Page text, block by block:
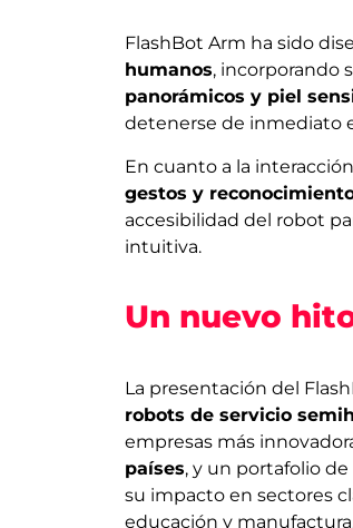
FlashBot Arm ha sido
humanos, incorporando
panorámicos y piel
detenerse de inmediato
En cuanto a la
gestos y
accesibilidad del robot
intuitiva.
Un nuevo
La presentación del
robots de servicio
empresas más
países, y un portafolio de
su impacto en sectores
educación y